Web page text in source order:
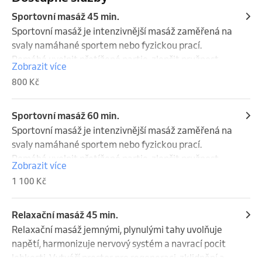
Sportovní masáž 45 min.
Sportovní masáž je intenzivnější masáž zaměřená na
svaly namáhané sportem nebo fyzickou prací.
Pomáhá uvolnit přetížené partie, zlepšit pružnost
svalů a urychlit regeneraci. Možnost využití
baňkování.
Zobrazit více
800 Kč
Sportovní masáž 60 min.
Sportovní masáž je intenzivnější masáž zaměřená na
svaly namáhané sportem nebo fyzickou prací.
Pomáhá uvolnit přetížené partie, zlepšit pružnost
svalů a urychlit regeneraci. Možnost využití
baňkování.
Zobrazit více
1 100 Kč
Relaxační masáž 45 min.
Relaxační masáž jemnými, plynulými tahy uvolňuje
napětí, harmonizuje nervový systém a navrací pocit
lehkosti. Vytváří prostor pro regeneraci, zklidnění a